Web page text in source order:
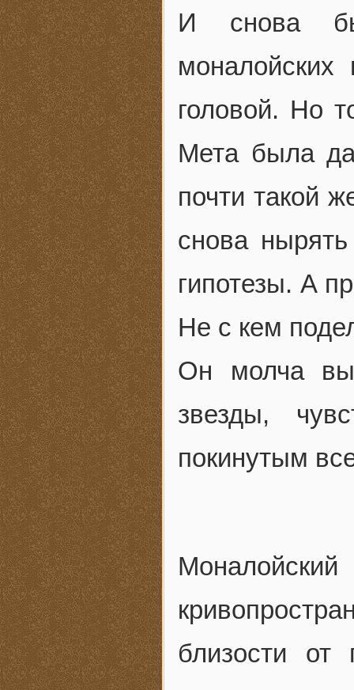
И снова
головой. Но
Мета была
почти такой
снова
гипотезы. А
Не с кем
Он молча
звезды,
покинутым
близости от